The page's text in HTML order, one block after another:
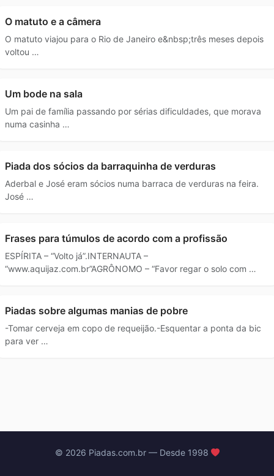
O matuto e a câmera
O matuto viajou para o Rio de Janeiro e&nbsp;três meses depois
voltou …
Um bode na sala
Um pai de família passando por sérias dificuldades, que morava
numa casinha …
Piada dos sócios da barraquinha de verduras
Aderbal e José eram sócios numa barraca de verduras na feira.
José …
Frases para túmulos de acordo com a profissão
ESPÍRITA – “Volto já”.INTERNAUTA –
“www.aquijaz.com.br”AGRÔNOMO – “Favor regar o solo com …
Piadas sobre algumas manias de pobre
-Tomar cerveja em copo de requeijão.-Esquentar a ponta da bic
para ver …
© 2026 Piadas.com.br — Desde 1998